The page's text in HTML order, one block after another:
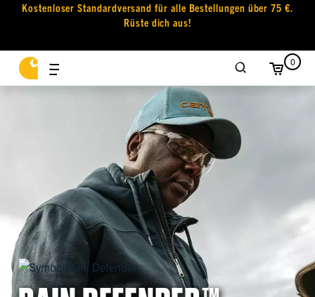
Kostenloser Standardversand für alle Bestellungen über 75 €.
Rüste dich aus!
0